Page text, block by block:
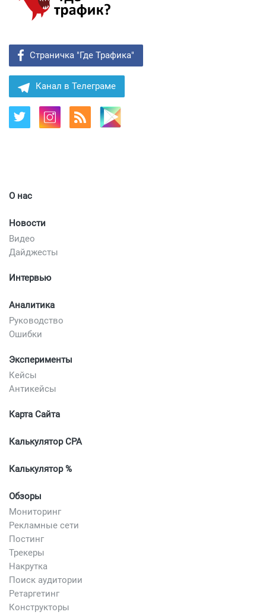
Страничка "Где Трафика"
Канал в Телеграме
О нас
Новости
Видео
Дайджесты
Интервью
Аналитика
Руководство
Ошибки
Эксперименты
Кейсы
Антикейсы
Карта Сайта
Калькулятор CPA
Калькулятор %
Обзоры
Мониторинг
Рекламные сети
Постинг
Трекеры
Накрутка
Поиск аудитории
Ретаргетинг
Конструкторы